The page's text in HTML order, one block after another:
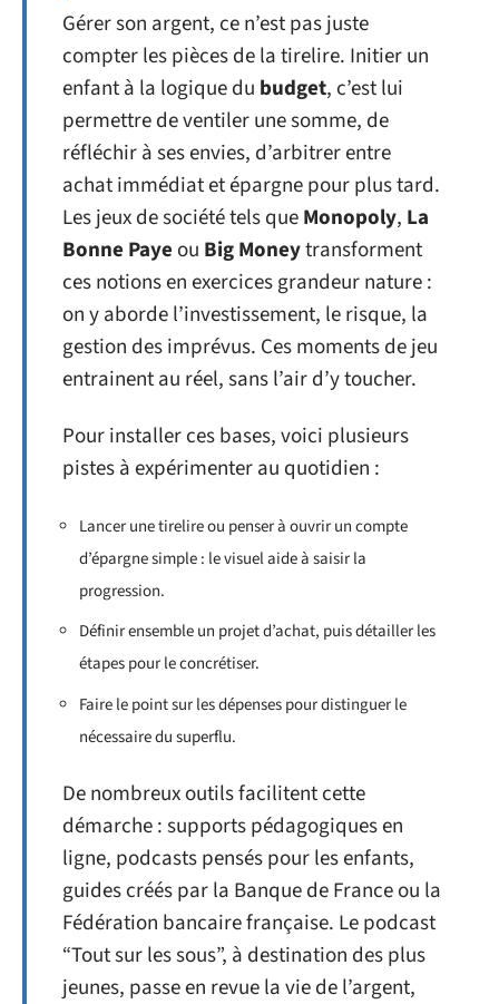
Gérer son argent, ce n’est pas juste
compter les pièces de la tirelire. Initier un
enfant à la logique du budget, c’est lui
permettre de ventiler une somme, de
réfléchir à ses envies, d’arbitrer entre
achat immédiat et épargne pour plus tard.
Les jeux de société tels queMonopoly, La
Bonne Paye ou Big Moneytransforment
ces notions en exercices grandeur nature :
on y aborde l’investissement, le risque, la
gestion des imprévus. Ces moments de jeu
entrainent au réel, sans l’air d’y toucher.
Pour installer ces bases, voici plusieurs
pistes à expérimenter au quotidien :
Lancer une tirelire ou penser à ouvrir un compte
d’épargne simple : le visuel aide à saisir la
progression.
Définir ensemble un projet d’achat, puis détailler les
étapes pour le concrétiser.
Faire le point sur les dépenses pour distinguer le
nécessaire du superflu.
De nombreux outils facilitent cette
démarche : supports pédagogiques en
ligne, podcasts pensés pour les enfants,
guides créés par la Banque de France ou la
Fédération bancaire française. Le podcast
“Tout sur les sous”, à destination des plus
jeunes, passe en revue la vie de l’argent,